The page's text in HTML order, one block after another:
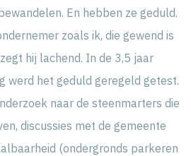
En hebben ze geduld.
zoals ik, die gewend is
hij lachend. In de 3,5 jaar
werd het geduld geregeld getest.
naar de steenmarters die
discussies met de gemeente
(ondergronds parkeren